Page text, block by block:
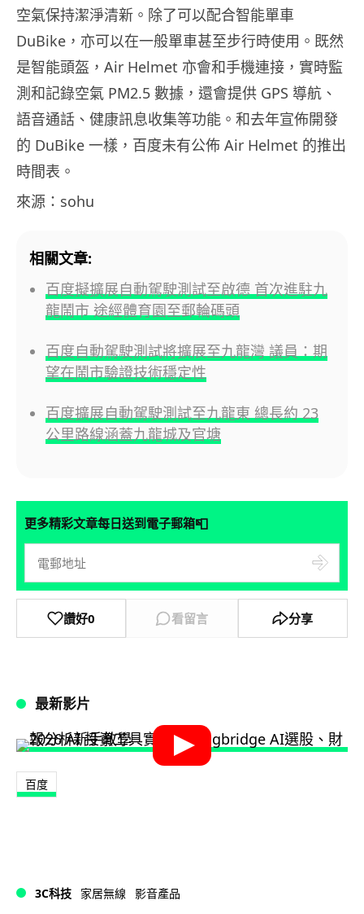
空氣保持潔淨清新。除了可以配合智能單車
DuBike，亦可以在一般單車甚至步行時使用。既然
是智能頭盔，Air Helmet 亦會和手機連接，實時監
測和記錄空氣 PM2.5 數據，還會提供 GPS 導航、
語音通話、健康訊息收集等功能。和去年宣佈開發
的 DuBike 一樣，百度未有公佈 Air Helmet 的推出
時間表。
來源：sohu
相關文章:
百度擬擴展自動駕駛測試至啟德 首次進駐九
龍鬧市 途經體育園至郵輪碼頭
百度自動駕駛測試將擴展至九龍灣 議員：期
望在鬧市驗證技術穩定性
百度擴展自動駕駛測試至九龍東 總長約 23
公里路線涵蓋九龍城及官塘
更多精彩文章每日送到電子郵箱📮
讚好0 看留言 分享
最新影片
百度
3C科技 家居無線 影音產品